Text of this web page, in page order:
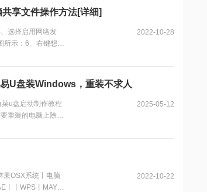
享文件操作方法[详细]
选择启用网络发
所示：6、右键想要
2022-10-28
U盘装Windows，重装不求人
u盘启动制作教程
重装的电脑上除了
2025-05-12
果OSX系统丨电脑
丨丨WPS丨MAYA
2022-10-22